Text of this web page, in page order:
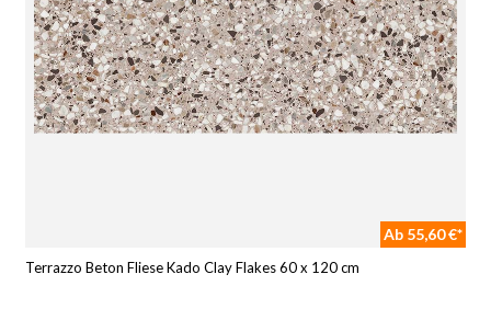
Ab 55,60 €*
Terrazzo Beton Fliese Kado Clay Flakes 60 x 120 cm